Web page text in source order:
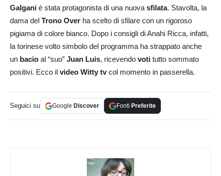
Galgani è stata protagonista di una nuovasfilata. Stavolta, la
dama del Trono Over ha scelto di sfilare con un rigoroso
pigiama di colore bianco. Dopo i consigli di Anahi Ricca, infatti,
la torinese volto simbolo del programma ha strappato anche
un bacio al “suo” Juan Luis, ricevendo voti tutto sommato
positivi. Ecco il video Witty tvcol momento in passerella.
Seguici su Google Discover Fonti Preferite